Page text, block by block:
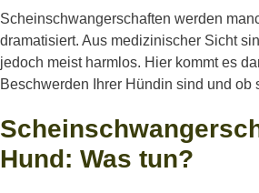
Scheinschwangerschaften werden
dramatisiert. Aus medizinischer Sicht
jedoch meist harmlos. Hier kommt es
Beschwerden Ihrer Hündin sind und ob
Hund: Was tun?